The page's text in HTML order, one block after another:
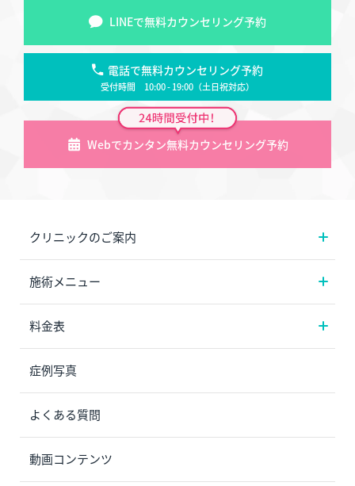
LINEで無料カウンセリング予約
電話で無料カウンセリング予約
受付時間 10:00 - 19:00（土日祝対応）
Webでカンタン無料カウンセリング予約
クリニックのご案内
施術メニュー
料金表
症例写真
よくある質問
動画コンテンツ